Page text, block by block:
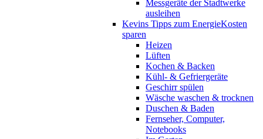
Messgeräte der Stadtwerke
ausleihen
Kevins Tipps zum EnergieKosten
sparen
Heizen
Lüften
Kochen & Backen
Kühl- & Gefriergeräte
Geschirr spülen
Wäsche waschen & trocknen
Duschen & Baden
Fernseher, Computer,
Notebooks